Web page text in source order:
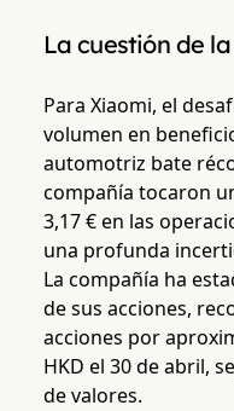
La cuestión de
Para Xiaomi, el
volumen en
automotriz bate
compañía tocaron
3,17 € en las
una profunda
La compañía ha
de sus acciones,
acciones por
HKD el 30 de abril,
de valores.